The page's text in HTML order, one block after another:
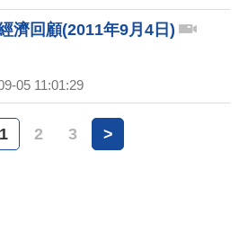
濟回顧(2011年9月4日)
05 11:01:29
1 2 3 >